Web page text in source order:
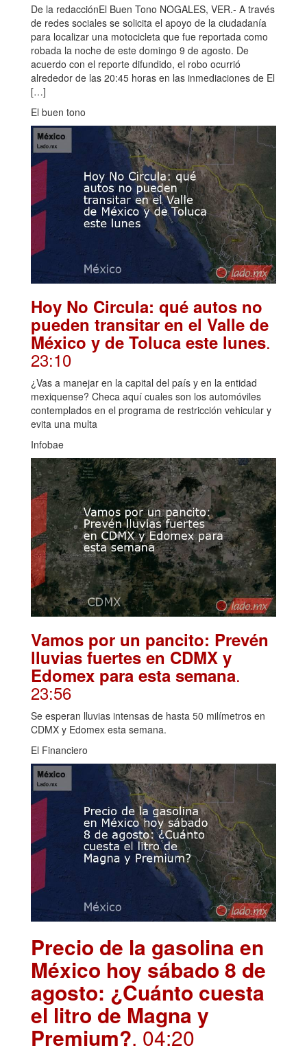
De la redacciónEl Buen Tono NOGALES, VER.- A través
de redes sociales se solicita el apoyo de la ciudadanía
para localizar una motocicleta que fue reportada como
robada la noche de este domingo 9 de agosto. De
acuerdo con el reporte difundido, el robo ocurrió
alrededor de las 20:45 horas en las inmediaciones de El
[…]
El buen tono
Hoy No Circula: qué autos no
pueden transitar en el Valle de
México y de Toluca este lunes.
23:10
¿Vas a manejar en la capital del país y en la entidad
mexiquense? Checa aquí cuales son los automóviles
contemplados en el programa de restricción vehicular y
evita una multa
Infobae
Vamos por un pancito: Prevén
lluvias fuertes en CDMX y
Edomex para esta semana.
23:56
Se esperan lluvias intensas de hasta 50 milímetros en
CDMX y Edomex esta semana.
El Financiero
Precio de la gasolina en
México hoy sábado 8 de
agosto: ¿Cuánto cuesta
el litro de Magna y
Premium?. 04:20